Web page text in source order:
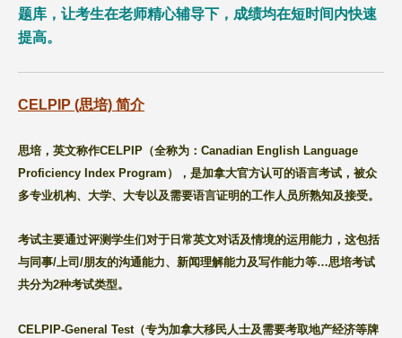
题库，让考生在老师精心辅导下，成绩均在短时间内快速
提高。
CELPIP (思培) 简介
思培，英文称作CELPIP （全称为： Canadian English Language
Proficiency Index Program ），是加拿大官方认可的语言考试，被众
多专业机构、大学、大专以及需要语言证明的工作人员所熟知及接受。
考试主要通过评测学生们对于日常英文对话及情境的运用能力，这包括
与同事/上司 /朋友的沟通能力、新闻理解能力及写作能力等…思培考试
共分为2种考试类型。
CELPIP-General Test（专为加拿大移民人士及需要考取地产经济等牌